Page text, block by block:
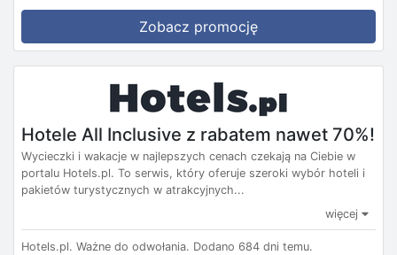
Zobacz promocję
Hotele All Inclusive z rabatem nawet 70%!
Wycieczki i wakacje w najlepszych cenach czekają na Ciebie w
portalu Hotels.pl. To serwis, który oferuje szeroki wybór hoteli i
pakietów turystycznych w atrakcyjnych...
więcej
Hotels.pl. Ważne do odwołania. Dodano 684 dni temu.